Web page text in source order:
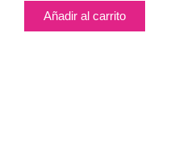
Añadir al carrito